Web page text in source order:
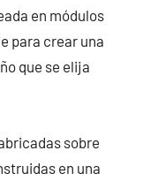
en módulos
para crear una
que se elija
sobre
en una